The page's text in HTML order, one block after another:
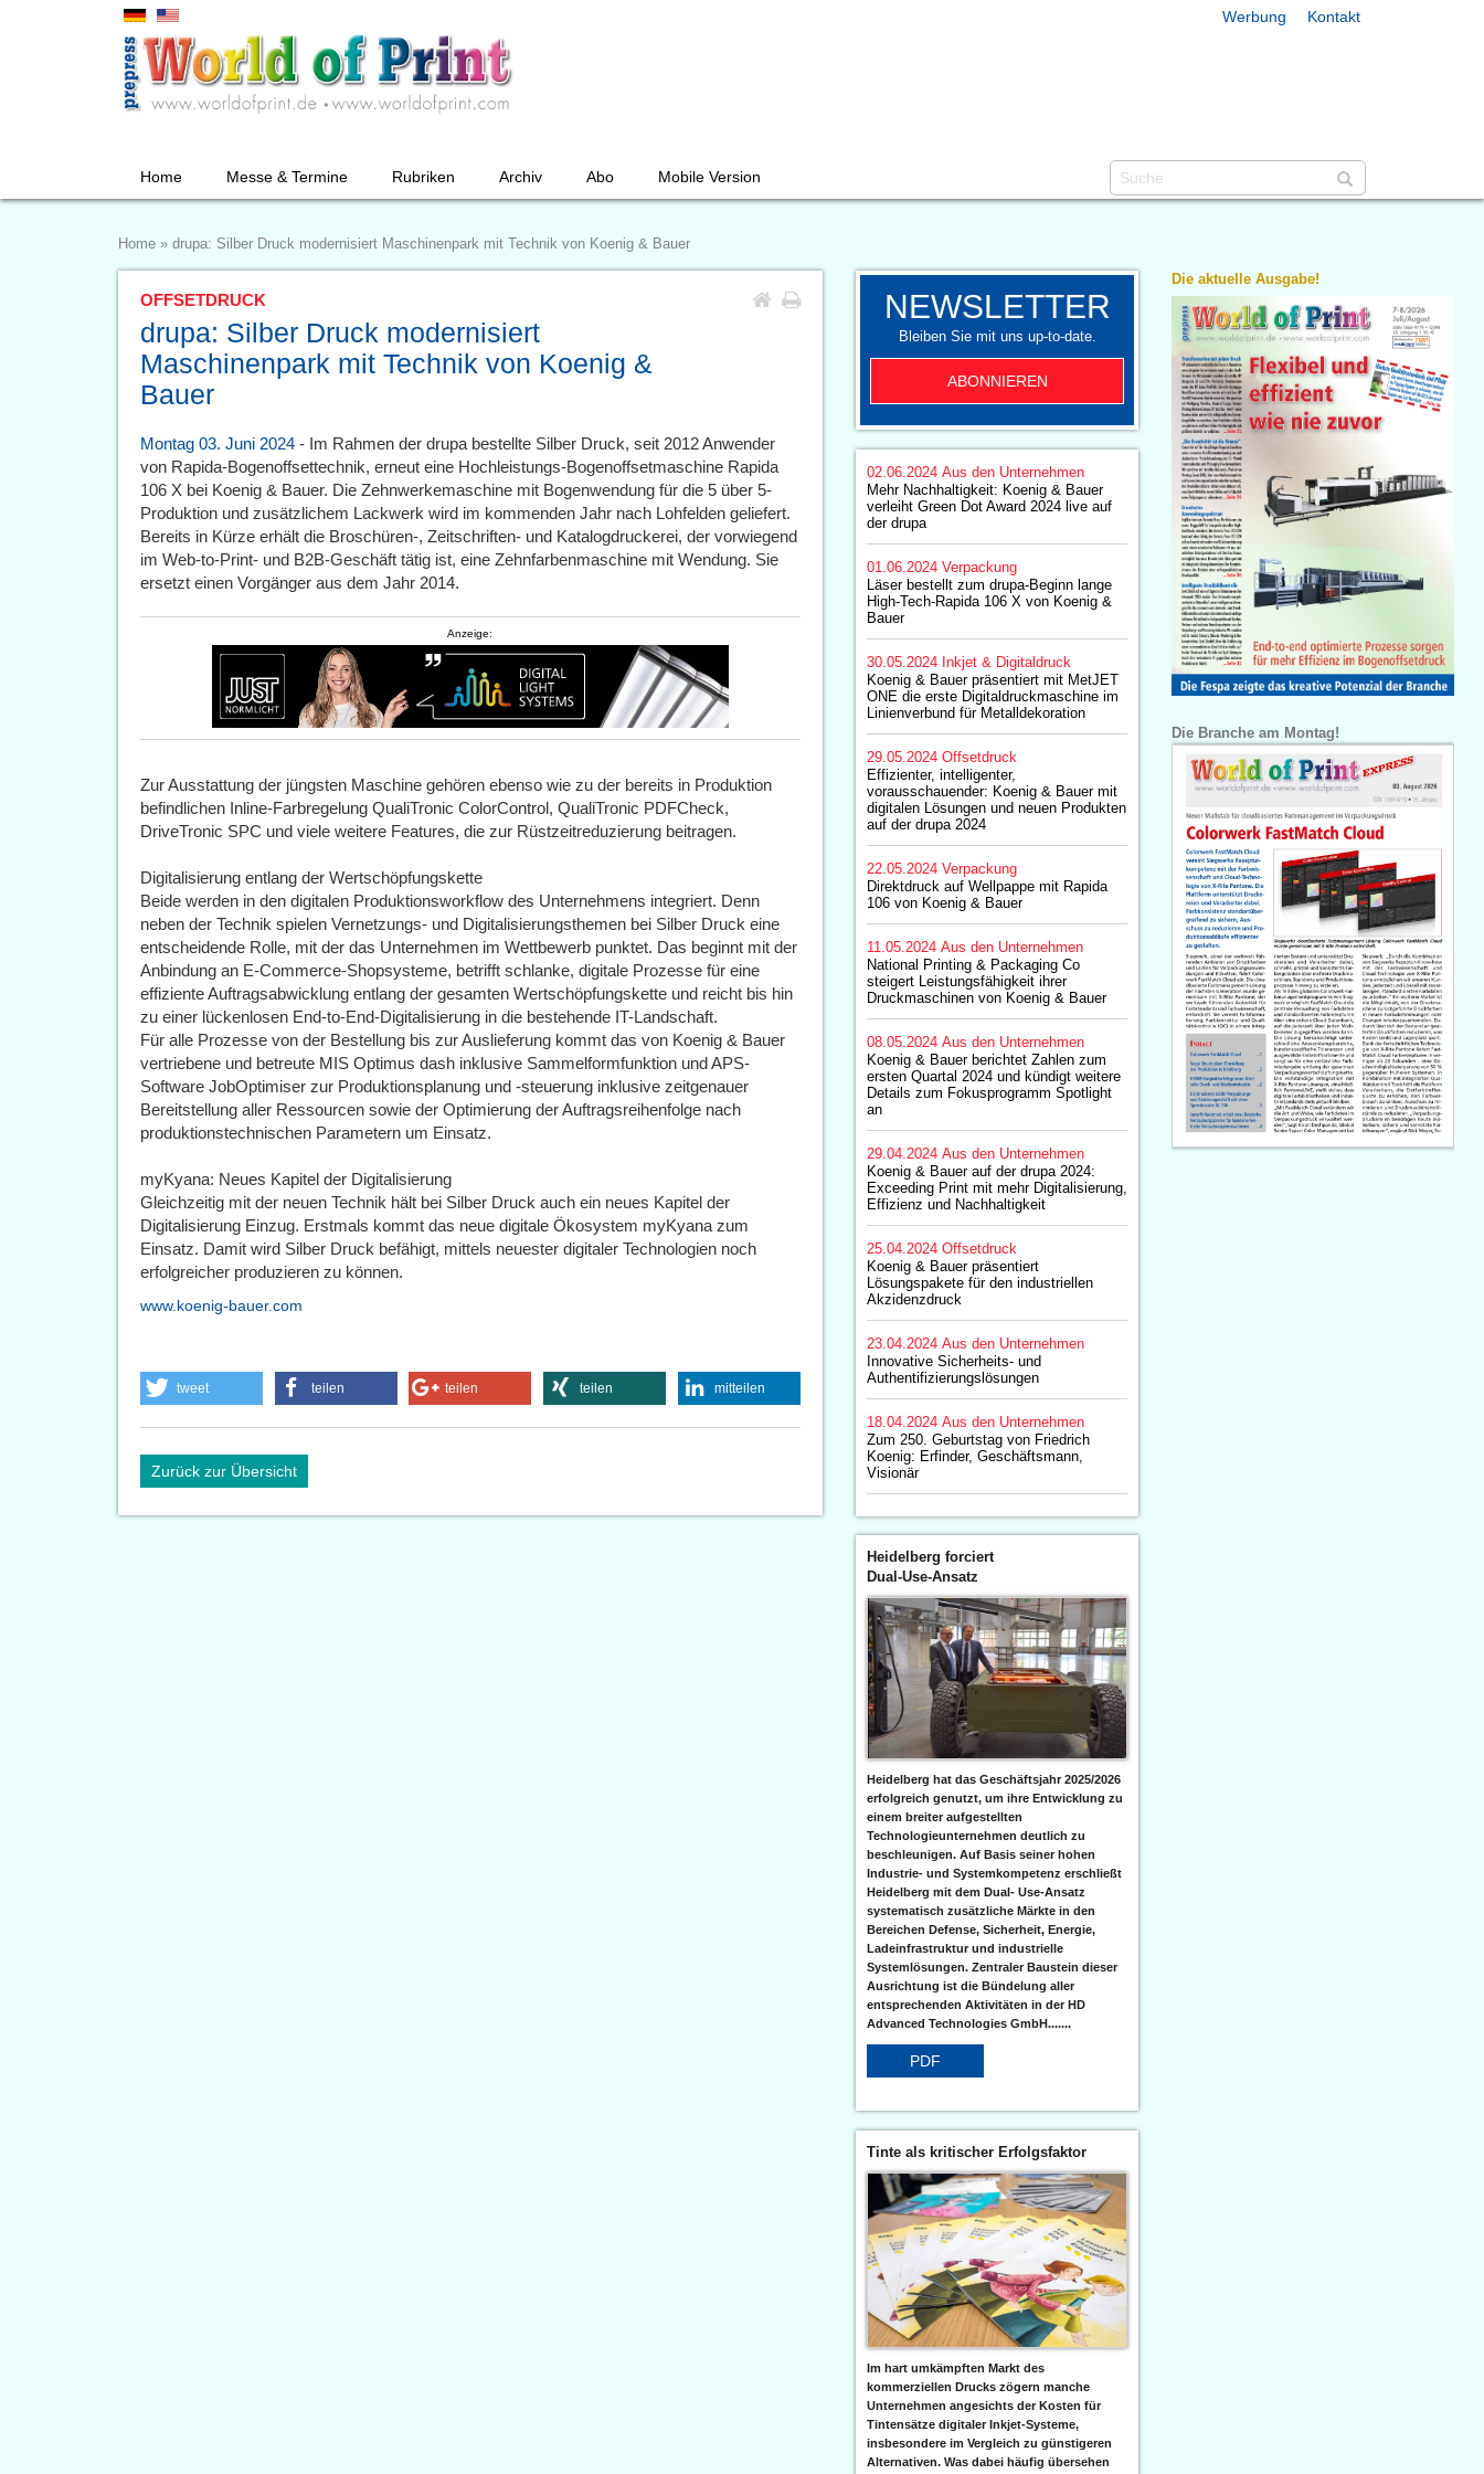
Werbung Kontakt
Home Messe & Termine Rubriken Archiv Abo Mobile Version
Home » drupa: Silber Druck modernisiert Maschinenpark mit Technik von Koenig & Bauer
OFFSETDRUCK
drupa: Silber Druck modernisiert
Maschinenpark mit Technik von Koenig &
Bauer
Montag 03. Juni 2024 - Im Rahmen der drupa bestellte Silber Druck, seit 2012 Anwender
von Rapida-Bogenoffsettechnik, erneut eine Hochleistungs-Bogenoffsetmaschine Rapida
106 X bei Koenig & Bauer. Die Zehnwerkemaschine mit Bogenwendung für die 5 über 5-
Produktion und zusätzlichem Lackwerk wird im kommenden Jahr nach Lohfelden geliefert.
Bereits in Kürze erhält die Broschüren-, Zeitschriften- und Katalogdruckerei, der vorwiegend
im Web-to-Print- und B2B-Geschäft tätig ist, eine Zehnfarbenmaschine mit Wendung. Sie
ersetzt einen Vorgänger aus dem Jahr 2014.
Anzeige:
Zur Ausstattung der jüngsten Maschine gehören ebenso wie zu der bereits in Produktion
befindlichen Inline-Farbregelung QualiTronic ColorControl, QualiTronic PDFCheck,
DriveTronic SPC und viele weitere Features, die zur Rüstzeitreduzierung beitragen.
Digitalisierung entlang der Wertschöpfungskette
Beide werden in den digitalen Produktionsworkflow des Unternehmens integriert. Denn
neben der Technik spielen Vernetzungs- und Digitalisierungsthemen bei Silber Druck eine
entscheidende Rolle, mit der das Unternehmen im Wettbewerb punktet. Das beginnt mit der
Anbindung an E-Commerce-Shopsysteme, betrifft schlanke, digitale Prozesse für eine
effiziente Auftragsabwicklung entlang der gesamten Wertschöpfungskette und reicht bis hin
zu einer lückenlosen End-to-End-Digitalisierung in die bestehende IT-Landschaft.
Für alle Prozesse von der Bestellung bis zur Auslieferung kommt das von Koenig & Bauer
vertriebene und betreute MIS Optimus dash inklusive Sammelformfunktion und APS-
Software JobOptimiser zur Produktionsplanung und -steuerung inklusive zeitgenauer
Bereitstellung aller Ressourcen sowie der Optimierung der Auftragsreihenfolge nach
produktionstechnischen Parametern um Einsatz.
myKyana: Neues Kapitel der Digitalisierung
Gleichzeitig mit der neuen Technik hält bei Silber Druck auch ein neues Kapitel der
Digitalisierung Einzug. Erstmals kommt das neue digitale Ökosystem myKyana zum
Einsatz. Damit wird Silber Druck befähigt, mittels neuester digitaler Technologien noch
erfolgreicher produzieren zu können.
www.koenig-bauer.com
tweet teilen teilen teilen mitteilen
Zurück zur Übersicht
NEWSLETTER
Bleiben Sie mit uns up-to-date.
ABONNIEREN
02.06.2024 Aus den Unternehmen
Mehr Nachhaltigkeit: Koenig & Bauer
verleiht Green Dot Award 2024 live auf
der drupa
01.06.2024 Verpackung
Läser bestellt zum drupa-Beginn lange
High-Tech-Rapida 106 X von Koenig &
Bauer
30.05.2024 Inkjet & Digitaldruck
Koenig & Bauer präsentiert mit MetJET
ONE die erste Digitaldruckmaschine im
Linienverbund für Metalldekoration
29.05.2024 Offsetdruck
Effizienter, intelligenter,
vorausschauender: Koenig & Bauer mit
digitalen Lösungen und neuen Produkten
auf der drupa 2024
22.05.2024 Verpackung
Direktdruck auf Wellpappe mit Rapida
106 von Koenig & Bauer
11.05.2024 Aus den Unternehmen
National Printing & Packaging Co
steigert Leistungsfähigkeit ihrer
Druckmaschinen von Koenig & Bauer
08.05.2024 Aus den Unternehmen
Koenig & Bauer berichtet Zahlen zum
ersten Quartal 2024 und kündigt weitere
Details zum Fokusprogramm Spotlight
an
29.04.2024 Aus den Unternehmen
Koenig & Bauer auf der drupa 2024:
Exceeding Print mit mehr Digitalisierung,
Effizienz und Nachhaltigkeit
25.04.2024 Offsetdruck
Koenig & Bauer präsentiert
Lösungspakete für den industriellen
Akzidenzdruck
23.04.2024 Aus den Unternehmen
Innovative Sicherheits- und
Authentifizierungslösungen
18.04.2024 Aus den Unternehmen
Zum 250. Geburtstag von Friedrich
Koenig: Erfinder, Geschäftsmann,
Visionär
Heidelberg forciert
Dual-Use-Ansatz
Heidelberg hat das Geschäftsjahr 2025/2026
erfolgreich genutzt, um ihre Entwicklung zu
einem breiter aufgestellten
Technologieunternehmen deutlich zu
beschleunigen. Auf Basis seiner hohen
Industrie- und Systemkompetenz erschließt
Heidelberg mit dem Dual- Use-Ansatz
systematisch zusätzliche Märkte in den
Bereichen Defense, Sicherheit, Energie,
Ladeinfrastruktur und industrielle
Systemlösungen. Zentraler Baustein dieser
Ausrichtung ist die Bündelung aller
entsprechenden Aktivitäten in der HD
Advanced Technologies GmbH.......
PDF
Tinte als kritischer Erfolgsfaktor
Im hart umkämpften Markt des
kommerziellen Drucks zögern manche
Unternehmen angesichts der Kosten für
Tintensätze digitaler Inkjet-Systeme,
insbesondere im Vergleich zu günstigeren
Alternativen. Was dabei häufig übersehen
Die aktuelle Ausgabe!
Die Branche am Montag!